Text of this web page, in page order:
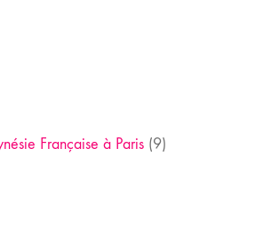
Française à Paris (9)